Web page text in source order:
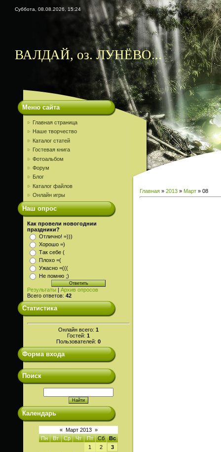
Суббота, 08.08.2026, 15:24
ВАЛДАЙ, оз. ЛУНЁВО...
Меню сайта
Главная страница
Наше творчество
Каталог статей
Гостевая книга
Фотоальбом
Форум
Блог
Каталог файлов
Онлайн игры
Наш опрос
Как провели новогоднии
праздники?
Отлично! =)))
Хорошо =)
Так себе (
Плохо =(
Ужасно =(((
Не помню ;)
Результаты | Архив опросов
Всего ответов: 42
Статистика
Онлайн всего: 1
Гостей: 1
Пользователей: 0
Форма входа
Поиск
Календарь
« Март 2013 »
Пн
Вт Ср Чт Пт Сб
Вс
1
2
3
Главная » 2013 » Март » 08